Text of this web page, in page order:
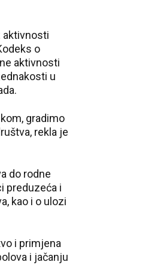
aktivnosti
o
aktivnosti
u
gradimo
rekla je
do rodne
preduzeća i
kao i o ulozi
i primjena
i jačanju